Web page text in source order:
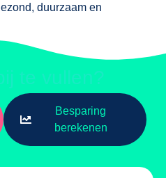
duurzaam en
te vullen?
Besparing
berekenen